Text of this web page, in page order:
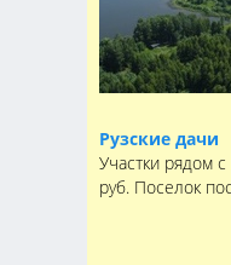
Рузские дачи
Участки рядом
руб. Поселок